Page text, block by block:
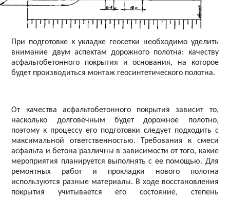
При подготовке к укладке геосетки необходимо уделить
внимание двум аспектам дорожного полотна: качеству
асфальтобетонного покрытия и основания, на которое
будет производиться монтаж геосинтетического полотна.
От качества асфальтобетонного покрытия зависит то,
насколько долговечным будет дорожное полотно,
поэтому к процессу его подготовки следует подходить с
максимальной ответственностью. Требования к смеси
асфальта и бетона различны в зависимости от того, какие
мероприятия планируется выполнять с ее помощью. Для
ремонтных работ и прокладки нового полотна
используются разные материалы. В ходе восстановления
покрытия учитывается его состояние, степень